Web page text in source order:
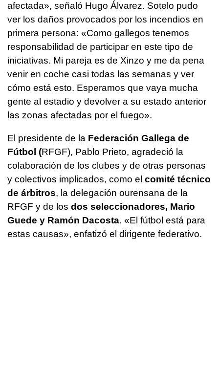
afectada», señaló Hugo Álvarez. Sotelo pudo
ver los daños provocados por los incendios en
primera persona: «Como gallegos tenemos
responsabilidad de participar en este tipo de
iniciativas. Mi pareja es de Xinzo y me da pena
venir en coche casi todas las semanas y ver
cómo está esto. Esperamos que vaya mucha
gente al estadio y devolver a su estado anterior
las zonas afectadas por el fuego».
El presidente de la Federación Gallega de
Fútbol (RFGF), Pablo Prieto, agradeció la
colaboración de los clubes y de otras personas
y colectivos implicados, como el comité técnico
de árbitros, la delegación ourensana de la
RFGF y de los dos seleccionadores, Mario
Guede y Ramón Dacosta. «El fútbol está para
estas causas», enfatizó el dirigente federativo.